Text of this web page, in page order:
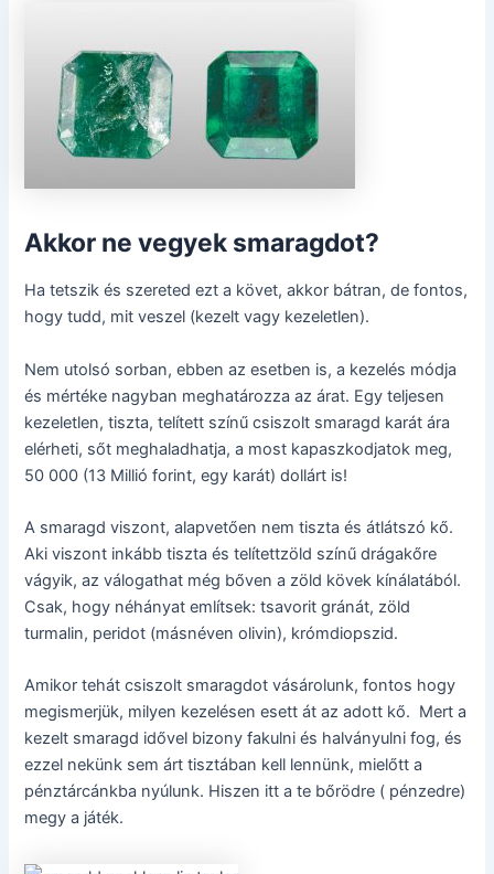
Akkor ne vegyek smaragdot?
Ha tetszik és szereted ezt a követ, akkor bátran, de fontos,
hogy tudd, mit veszel (kezelt vagy kezeletlen).
Nem utolsó sorban, ebben az esetben is, a kezelés módja
és mértéke nagyban meghatározza az árat. Egy teljesen
kezeletlen, tiszta, telített színű csiszolt smaragd karát ára
elérheti, sőt meghaladhatja, a most kapaszkodjatok meg,
50 000 (13 Millió forint, egy karát) dollárt is!
A smaragd viszont, alapvetően nem tiszta és átlátszó kő.
Aki viszont inkább tiszta és telítettzöld színű drágakőre
vágyik, az válogathat még bőven a zöld kövek kínálatából.
Csak, hogy néhányat említsek: tsavorit gránát, zöld
turmalin, peridot (másnéven olivin), krómdiopszid.
Amikor tehát csiszolt smaragdot vásárolunk, fontos hogy
megismerjük, milyen kezelésen esett át az adott kő. Mert a
kezelt smaragd idővel bizony fakulni és halványulni fog, és
ezzel nekünk sem árt tisztában kell lennünk, mielőtt a
pénztárcánkba nyúlunk. Hiszen itt a te bőrödre ( pénzedre)
megy a játék.